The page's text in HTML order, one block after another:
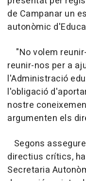
de Campanar un
autonòmic
"No volem
reunir-nos per a
l'Administració
l'obligació
nostre
argumenten els
Segons
directius crítics,
Secretaria